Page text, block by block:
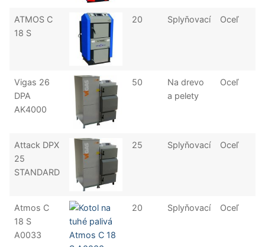
ATMOS C
18 S
20 Splyňovací Oceľ
Vigas 26
DPA
AK4000
50
Na drevo
a pelety
Oceľ
Attack DPX
25
STANDARD
25 Splyňovací Oceľ
Atmos C
18 S
A0033
20 Splyňovací Oceľ